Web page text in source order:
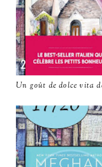
Un goût de dolce vita